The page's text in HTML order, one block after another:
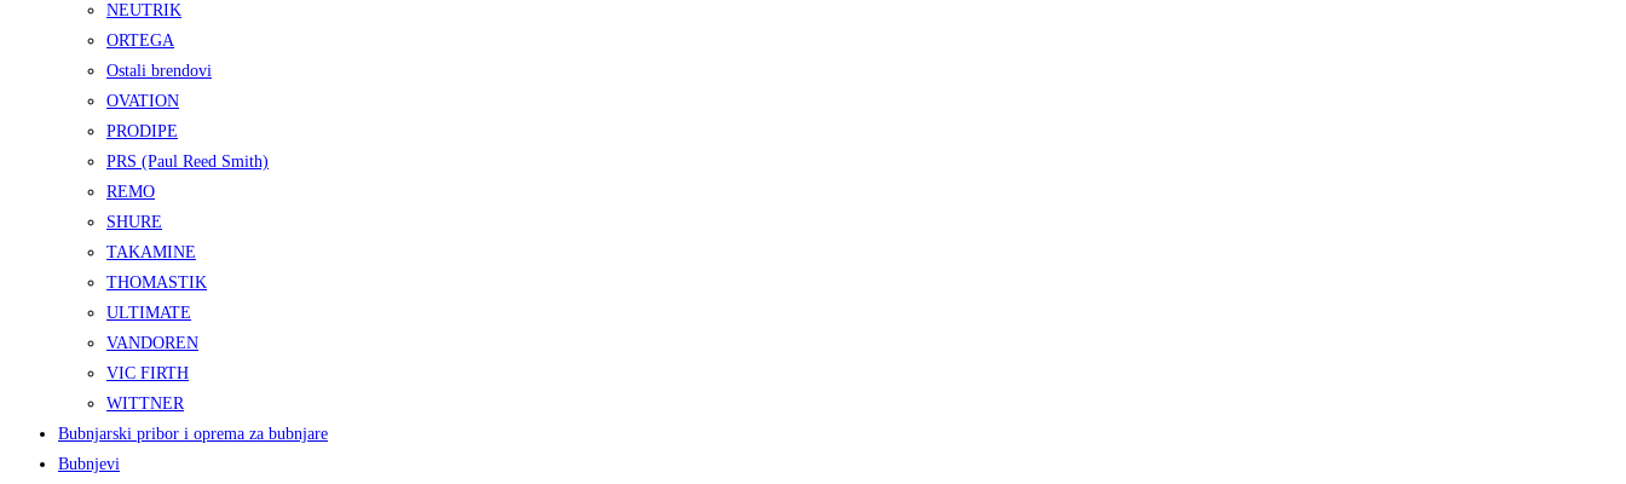
NEUTRIK
ORTEGA
Ostali brendovi
OVATION
PRODIPE
PRS (Paul Reed Smith)
REMO
SHURE
TAKAMINE
THOMASTIK
ULTIMATE
VANDOREN
VIC FIRTH
WITTNER
Bubnjarski pribor i oprema za bubnjare
Bubnjevi